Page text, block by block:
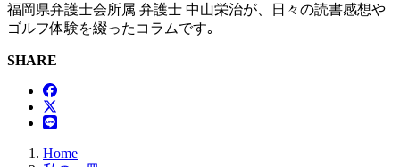
福岡県弁護士会所属 弁護士 中山栄治が、日々の読書感想や
ゴルフ体験を綴ったコラムです｡
SHARE
Home